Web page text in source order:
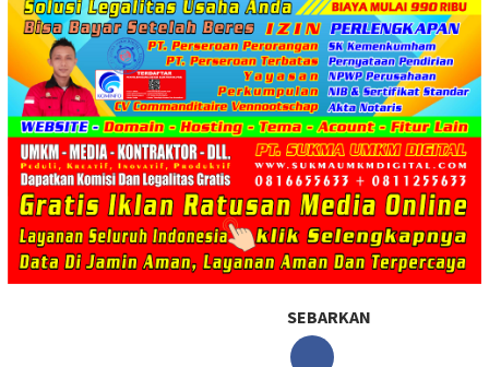
SEBARKAN